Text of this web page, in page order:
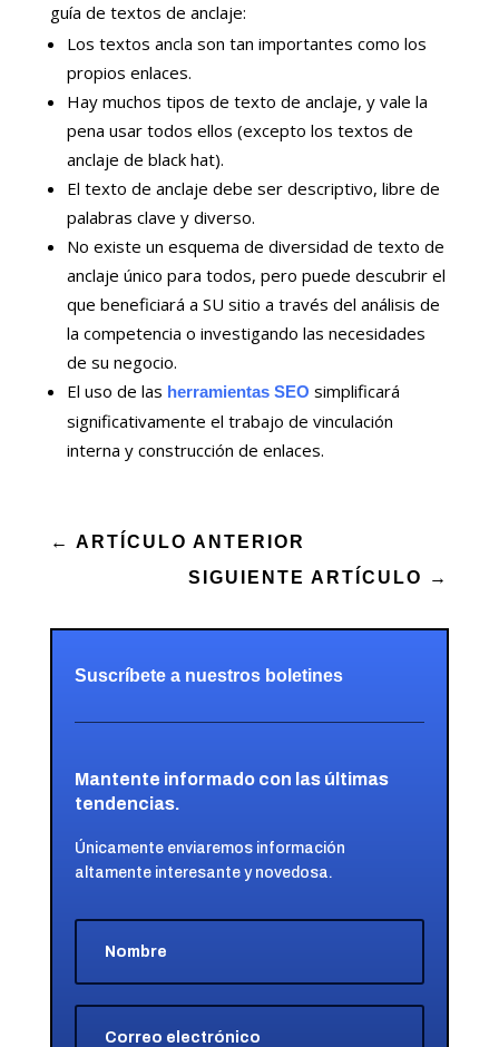
guía de textos de anclaje:
Los textos ancla son tan importantes como los
propios enlaces.
Hay muchos tipos de texto de anclaje, y vale la
pena usar todos ellos (excepto los textos de
anclaje de black hat).
El texto de anclaje debe ser descriptivo, libre de
palabras clave y diverso.
No existe un esquema de diversidad de texto de
anclaje único para todos, pero puede descubrir el
que beneficiará a SU sitio a través del análisis de
la competencia o investigando las necesidades
de su negocio.
El uso de las herramientas SEO simplificará
significativamente el trabajo de vinculación
interna y construcción de enlaces.
← ARTÍCULO ANTERIOR
SIGUIENTE ARTÍCULO
→
Suscríbete a nuestros boletines
Mantente informado con las últimas
tendencias.
Únicamente enviaremos información
altamente interesante y novedosa.